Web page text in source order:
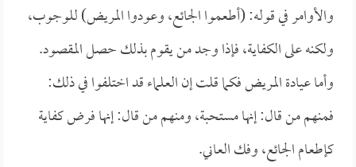
والأوامر في قوله: (أطعموا الجائع، وعودوا المريض) للوجوب،
ولكنه على الكفاية، فإذا وجد من يقوم بذلك حصل المقصود.
وأما عيادة المريض فكما قلت إن العلماء قد اختلفوا في ذلك:
فمنهم من قال: إنها مستحبة، ومنهم من قال: إنها فرض كفاية
كإطعام الجائع، وفك العاني.